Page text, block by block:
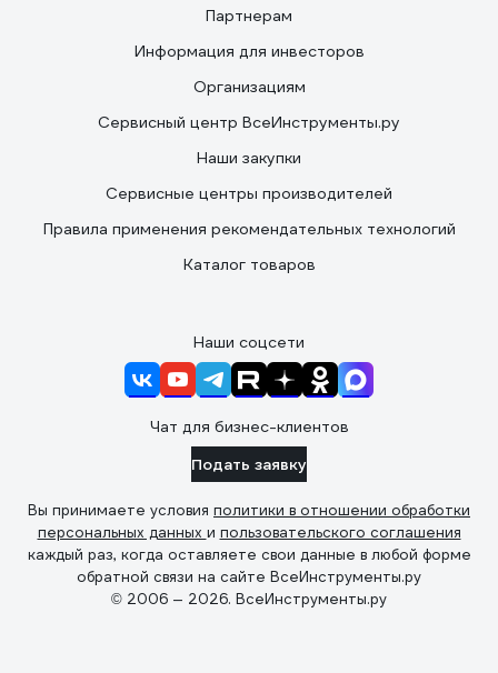
Партнерам
Информация для инвесторов
Организациям
Сервисный центр ВсеИнструменты.ру
Наши закупки
Сервисные центры производителей
Правила применения рекомендательных технологий
Каталог товаров
Наши соцсети
Чат для бизнес-клиентов
Подать заявку
Вы принимаете условия политики в отношении обработки
персональных данных и пользовательского соглашения
каждый раз, когда оставляете свои данные в любой форме
обратной связи на сайте ВсеИнструменты.ру
© 2006 — 2026. ВсеИнструменты.ру